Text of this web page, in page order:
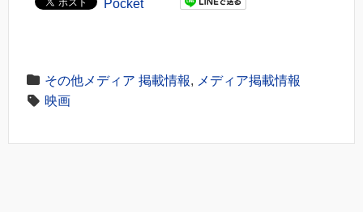
Pocket
その他メディア 掲載情報, メディア掲載情報
映画